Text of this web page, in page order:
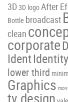
3D 3D logoAfter
Bottle broadcast
clean
corporate
IdentIdentity
lower third
Graphics